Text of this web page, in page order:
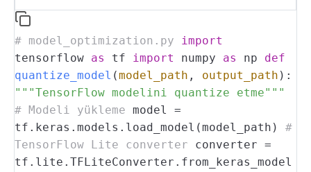
# model_optimization.py
import
tensorflow as tf import numpy as np
def
quantize_model (model_path , output_path ):
"""TensorFlow modelini quantize etme"""
# Modeli yükleme model =
tf.keras.models.load_model(model_path)
#
TensorFlow Lite converter
converter =
tf.lite.TFLiteConverter.from_keras_model